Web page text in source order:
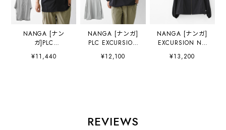
NANGA [ナン
ガ]PLC
EXCURSION S/S
SHIRT [N2610-
¥11,440
NANGA [ナンガ]
PLC EXCURSION
L/S TOPS
[N2610-1L119A]
ー・パッカブル・
軽量・UVカット・
¥12,100
NANGA [ナンガ]
EXCURSION NO
COLLAR JACKET
W [N2611-
¥13,200
REVIEWS